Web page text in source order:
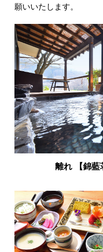
願いいたします。
離れ 【錦藍